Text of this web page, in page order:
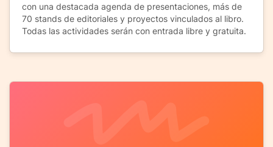
con una destacada agenda de presentaciones, más de
70 stands de editoriales y proyectos vinculados al libro.
Todas las actividades serán con entrada libre y gratuita.